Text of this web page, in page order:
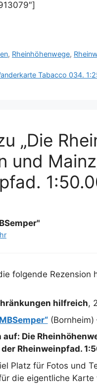
, Rheinhöhenwege,
Tabacco 034.
„Die
und
folgende Rezension
hilfreich,
(Bornheim)
auf: Die
Rheinweinpfad.
Platz für Fotos und
die eigentliche